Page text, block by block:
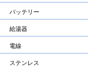
バッテリー
給湯器
電線
ステンレス